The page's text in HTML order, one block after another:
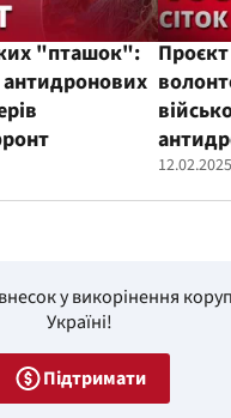
"пташок":
у викорінення
Україні!
Підтримати